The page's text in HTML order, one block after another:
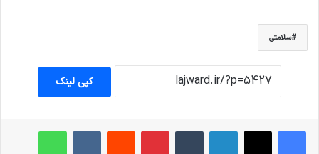
سلامتی
کپی لینک
فیس بوک X لینکدین ‫تامبلر ‫پین‌ترست‫رددیت ‫VKontakteواتس آپ